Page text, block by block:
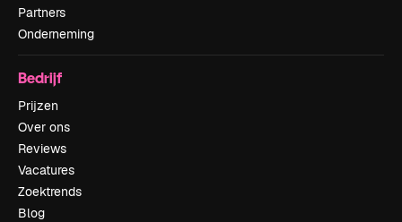
Partners
Onderneming
Bedrijf
Prijzen
Over ons
Reviews
Vacatures
Zoektrends
Blog